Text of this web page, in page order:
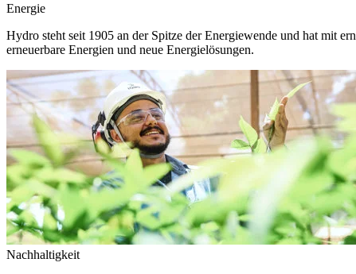
Energie
Hydro steht seit 1905 an der Spitze der Energiewende und hat mit
erneuerbare Energien und neue Energielösungen.
Nachhaltigkeit